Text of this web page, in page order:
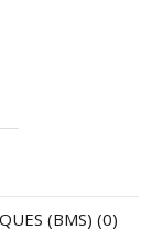
(BMS) (0)